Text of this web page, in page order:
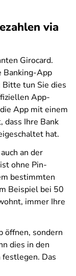
via
Girocard.
Banking-App
tun Sie dies
App-
App mit einem
dass Ihre Bank
hat.
an der
ohne Pin-
bestimmten
Beispiel bei 50
immer Ihre
öffnen, sondern
dies in den
Das